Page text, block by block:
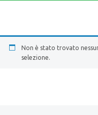
Non è stato trovato
selezione.